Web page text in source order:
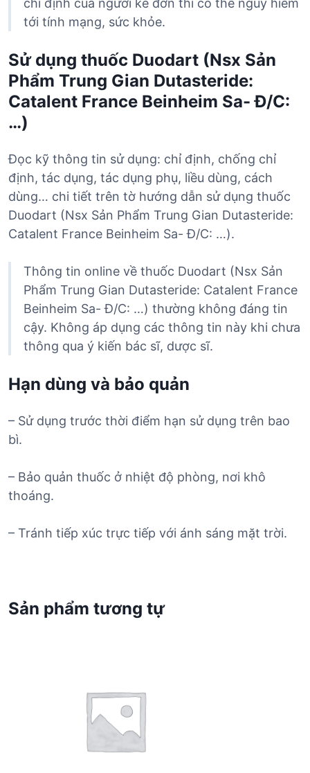
chỉ định của người kê đơn thì có thể nguy hiểm
tới tính mạng, sức khỏe.
Sử dụng thuốc Duodart (Nsx Sản
Phẩm Trung Gian Dutasteride:
Catalent France Beinheim Sa- Đ/C:
…)
Đọc kỹ thông tin sử dụng: chỉ định, chống chỉ
định, tác dụng, tác dụng phụ, liều dùng, cách
dùng… chi tiết trên tờ hướng dẫn sử dụng thuốc
Duodart (Nsx Sản Phẩm Trung Gian Dutasteride:
Catalent France Beinheim Sa- Đ/C: …).
Thông tin online về thuốc Duodart (Nsx Sản
Phẩm Trung Gian Dutasteride: Catalent France
Beinheim Sa- Đ/C: …) thường không đáng tin
cậy. Không áp dụng các thông tin này khi chưa
thông qua ý kiến bác sĩ, dược sĩ.
Hạn dùng và bảo quản
– Sử dụng trước thời điểm hạn sử dụng trên bao
bì.
– Bảo quản thuốc ở nhiệt độ phòng, nơi khô
thoáng.
– Tránh tiếp xúc trực tiếp với ánh sáng mặt trời.
Sản phẩm tương tự